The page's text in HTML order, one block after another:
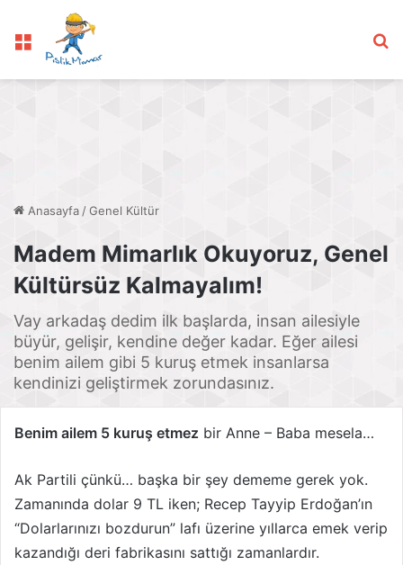
Menü
Anasayfa /Genel Kültür
Madem Mimarlık Okuyoruz, Genel
Kültürsüz Kalmayalım!
Vay arkadaş dedim ilk başlarda, insan ailesiyle
büyür, gelişir, kendine değer kadar. Eğer ailesi
benim ailem gibi 5 kuruş etmek insanlarsa
kendinizi geliştirmek zorundasınız.
Benim ailem 5 kuruş etmez bir Anne – Baba mesela…
Ak Partili çünkü… başka bir şey dememe gerek yok.
Zamanında dolar 9 TL iken; Recep Tayyip Erdoğan’ın
“Dolarlarınızı bozdurun” lafı üzerine yıllarca emek verip
kazandığı deri fabrikasını sattığı zamanlardır.